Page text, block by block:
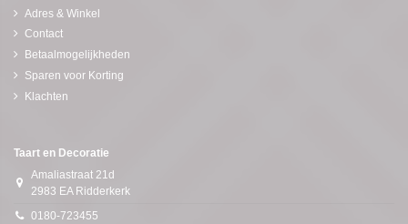
Adres & Winkel
Contact
Betaalmogelijkheden
Sparen voor Korting
Klachten
Taart en Decoratie
Amaliastraat 21d
2983 EA Ridderkerk
0180-723455